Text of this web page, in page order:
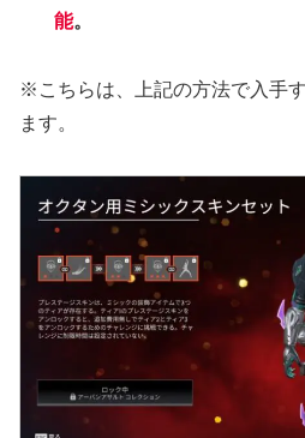
能。
※こちらは、上記の方法で入手
ます。